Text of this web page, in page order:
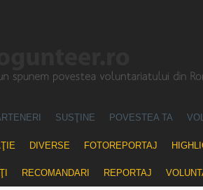
SUSŢINE POVESTEA TA
DIVERSE FOTOREPORTAJ
RECOMANDARI REPORTAJ